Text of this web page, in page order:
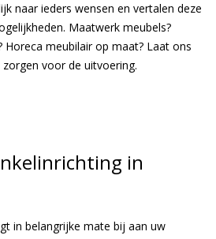
naar ieders wensen en vertalen deze
Maatwerk meubels?
Horeca meubilair op maat? Laat ons
voor de uitvoering.
in
in belangrijke mate bij aan uw